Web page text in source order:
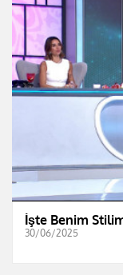
İşte Benim
30/06/2025